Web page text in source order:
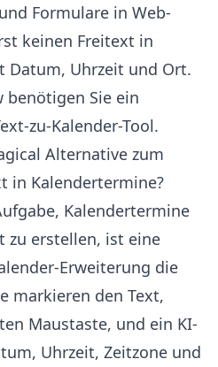
Formulare in Web-
keinen Freitext in
Datum, Uhrzeit und Ort.
benötigen Sie ein
zu-Kalender-Tool.
Alternative zum
in Kalendertermine?
Kalendertermine
zu erstellen, ist eine
Erweiterung die
markieren den Text,
Maustaste, und ein KI-
Uhrzeit, Zeitzone und